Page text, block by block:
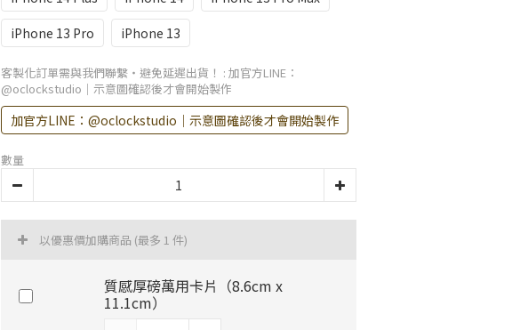
iPhone 13 Pro
iPhone 13
客製化訂單需與我們聯繫・避免延遲出貨！ : 加官方LINE：
@oclockstudio｜示意圖確認後才會開始製作
加官方LINE：@oclockstudio｜示意圖確認後才會開始製作
數量
以優惠價加購商品 (最多 1 件)
質感厚磅萬用卡片（8.6cm x
11.1cm）